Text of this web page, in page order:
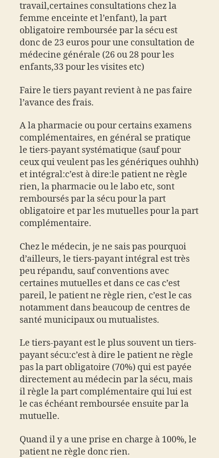
travail,certaines consultations chez la
femme enceinte et l’enfant), la part
obligatoire remboursée par la sécu est
donc de 23 euros pour une consultation de
médecine générale (26 ou 28 pour les
enfants,33 pour les visites etc)
Faire le tiers payant revient à ne pas faire
l’avance des frais.
A la pharmacie ou pour certains examens
complémentaires, en général se pratique
le tiers-payant systématique (sauf pour
ceux qui veulent pas les génériques ouhhh)
et intégral:c’est à dire:le patient ne règle
rien, la pharmacie ou le labo etc, sont
remboursés par la sécu pour la part
obligatoire et par les mutuelles pour la part
complémentaire.
Chez le médecin, je ne sais pas pourquoi
d’ailleurs, le tiers-payant intégral est très
peu répandu, sauf conventions avec
certaines mutuelles et dans ce cas c’est
pareil, le patient ne règle rien, c’est le cas
notamment dans beaucoup de centres de
santé municipaux ou mutualistes.
Le tiers-payant est le plus souvent un tiers-
payant sécu:c’est à dire le patient ne règle
pas la part obligatoire (70%) qui est payée
directement au médecin par la sécu, mais
il règle la part complémentaire qui lui est
le cas échéant remboursée ensuite par la
mutuelle.
Quand il y a une prise en charge à 100%, le
patient ne règle donc rien.